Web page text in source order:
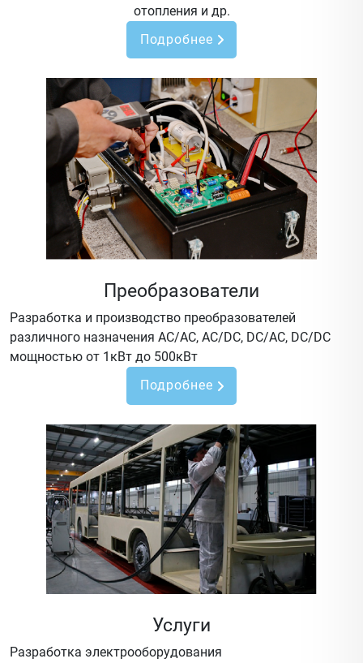
отопления и др.
Подробнее
Преобразователи
Разработка и производство преобразователей
различного назначения AC/AC, AC/DC, DC/AC, DC/DC
мощностью от 1кВт до 500кВт
Подробнее
Услуги
Разработка электрооборудования